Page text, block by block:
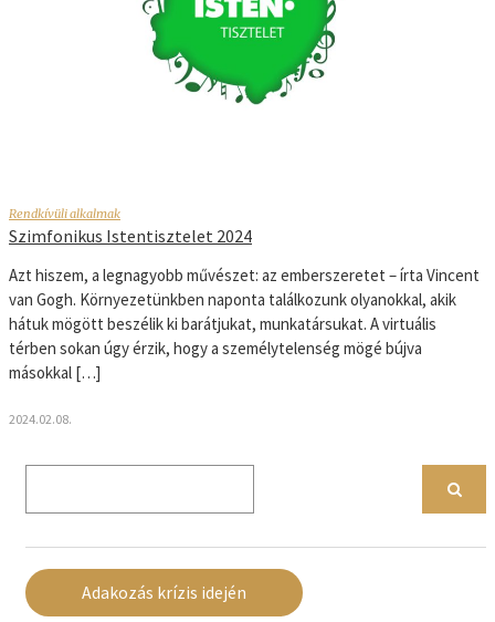
Rendkívüli alkalmak
Szimfonikus Istentisztelet 2024
Azt hiszem, a legnagyobb művészet: az emberszeretet – írta Vincent
van Gogh. Környezetünkben naponta találkozunk olyanokkal, akik
hátuk mögött beszélik ki barátjukat, munkatársukat. A virtuális
térben sokan úgy érzik, hogy a személytelenség mögé bújva
másokkal […]
2024.02.08.
Adakozás krízis idején